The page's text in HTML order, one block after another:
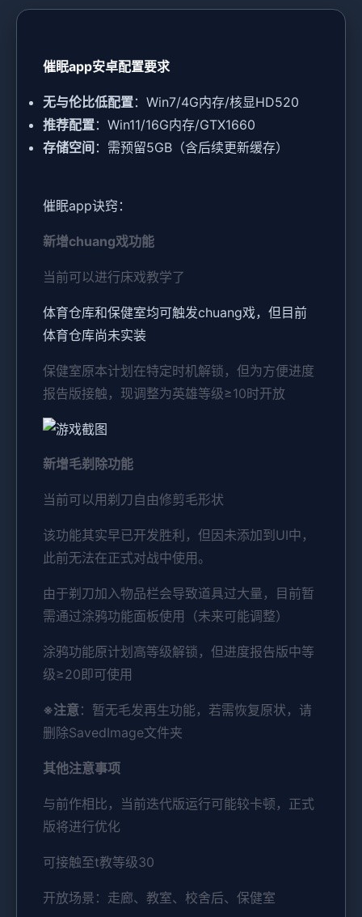
催眠app安卓配置要求
​无与伦比低配置​​：Win7/4G内存/核显HD520
​推荐配置​​：Win11/16G内存/GTX1660
​存储空间​ ​：需预留5GB（含后续更新缓存）
催眠app诀窍：
新增chuang戏功能
当前可以进行床戏教学了
体育仓库和保健室均可触发chuang戏，但目前
体育仓库尚未实装
保健室原本计划在特定时机解锁，但为方便进度
报告版接触，现调整为英雄等级≥10时开放
新增毛剃除功能
当前可以用剃刀自由修剪毛形状
该功能其实早已开发胜利，但因未添加到UI中，
此前无法在正式对战中使用。
由于剃刀加入物品栏会导致道具过大量，目前暂
需通过涂鸦功能面板使用（未来可能调整）
涂鸦功能原计划高等级解锁，但进度报告版中等
级≥20即可使用
※注意：暂无毛发再生功能，若需恢复原状，请
删除SavedImage文件夹
其他注意事项
与前作相比，当前迭代版运行可能较卡顿，正式
版将进行优化
可接触至t教等级30
开放场景：走廊、教室、校舍后、保健室